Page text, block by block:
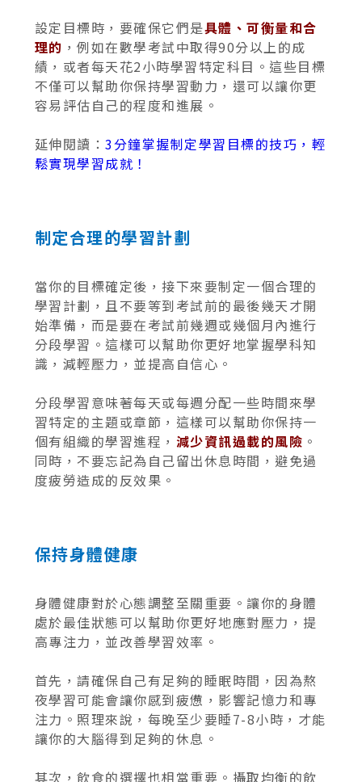
設定目標時，要確保它們是具體、可衡量和合
理的 ，例如在數學考試中取得90分以上的成
績，或者每天花2小時學習特定科目。這些目標
不僅可以幫助你保持學習動力，還可以讓你更
容易評估自己的程度和進展。
延伸閱讀：3分鐘掌握制定學習目標的技巧，輕
鬆實現學習成就！
制定合理的學習計劃
當你的目標確定後，接下來要制定一個合理的
學習計劃，且不要等到考試前的最後幾天才開
始準備，而是要在考試前幾週或幾個月內進行
分段學習。這樣可以幫助你更好地掌握學科知
識，減輕壓力，並提高自信心。
分段學習意味著每天或每週分配一些時間來學
習特定的主題或章節，這樣可以幫助你保持一
個有組織的學習進程， 減少資訊過載的風險 。
同時，不要忘記為自己留出休息時間，避免過
度疲勞造成的反效果。
保持身體健康
身體健康對於心態調整至關重要。讓你的身體
處於最佳狀態可以幫助你更好地應對壓力，提
高專注力，並改善學習效率。
首先，請確保自己有足夠的睡眠時間，因為熬
夜學習可能會讓你感到疲憊，影響記憶力和專
注力。照理來說，每晚至少要睡7-8小時，才能
讓你的大腦得到足夠的休息。
其次，飲食的選擇也相當重要。攝取均衡的飲